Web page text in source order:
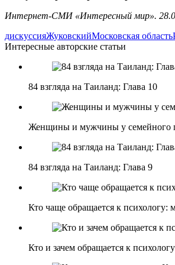
Интернет-СМИ «Интересный мир».
дискуссияЖуковскийМосковская область
Интересные авторские статьи
84 взгляда на Таиланд: Глава 10
Женщины и мужчины у семейного
84 взгляда на Таиланд: Глава 9
Кто чаще обращается к
Кто и зачем обращается к